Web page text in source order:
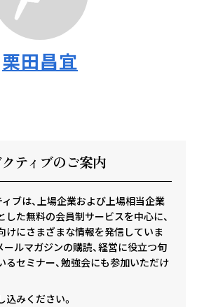
栗田昌宜
ティ ブのご案内
ブは、上場企業および上場相当企業
た無料の会員制サービスを中心に、
けにさまざまな情報を発信していま
ルマガジンの購読、経営に役立つ旬
るセミナー、勉強会にも参加いただけ
みください。